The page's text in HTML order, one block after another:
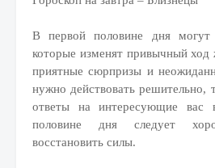
В первой половине дня могут
которые изменят привычный
приятные сюрпризы и
нужно действовать решительно,
ответы на интересующие вас
половине дня следует
восстановить силы.